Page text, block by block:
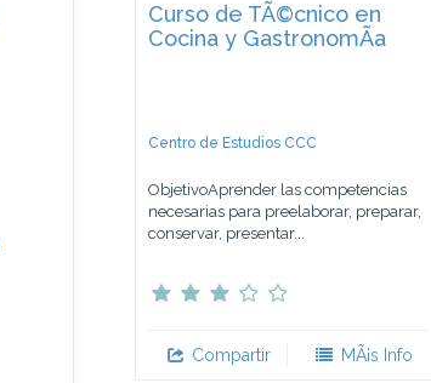
Curso de TÃ©cnico en
Cocina y GastronomÃ­a
Centro de Estudios CCC
ObjetivoAprender las competencias
necesarias para preelaborar, preparar,
conservar, presentar...
Compartir MÃ¡s Info